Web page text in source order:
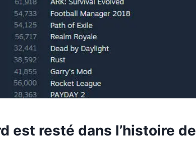
est resté dans l’histoire de